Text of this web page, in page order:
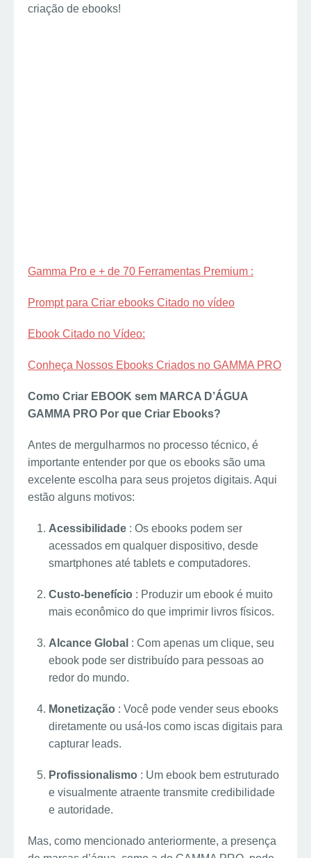
criação de ebooks!
Gamma Pro e + de 70 Ferramentas Premium :
Prompt para Criar ebooks Citado no vídeo
Ebook Citado no Vídeo:
Conheça Nossos Ebooks Criados no GAMMA PRO
Como Criar EBOOK sem MARCA D’ÁGUA
GAMMA PRO Por que Criar Ebooks?
Antes de mergulharmos no processo técnico, é
importante entender por que os ebooks são uma
excelente escolha para seus projetos digitais. Aqui
estão alguns motivos:
Acessibilidade : Os ebooks podem ser
acessados em qualquer dispositivo, desde
smartphones até tablets e computadores.
Custo-benefício : Produzir um ebook é muito
mais econômico do que imprimir livros físicos.
Alcance Global : Com apenas um clique, seu
ebook pode ser distribuído para pessoas ao
redor do mundo.
Monetização : Você pode vender seus ebooks
diretamente ou usá-los como iscas digitais para
capturar leads.
Profissionalismo : Um ebook bem estruturado
e visualmente atraente transmite credibilidade
e autoridade.
Mas, como mencionado anteriormente, a presença